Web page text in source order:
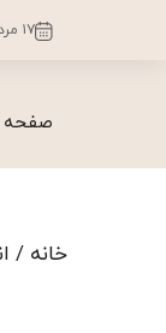
۱۷ مرداد ۱۴۰۵
صفحه
خانه /